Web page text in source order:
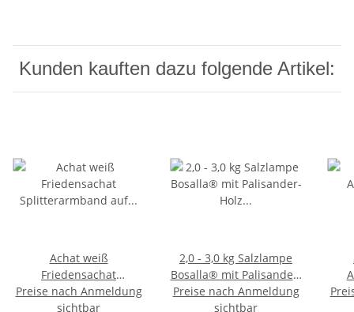
Kunden kauften dazu folgende Artikel:
Achat weiß
Friedensachat
Splitterarmband auf
Stretchband ca. 5 -1 0
Preise nach Anmeldung
sichtbar
2,0 - 3,0 kg Salzlampe
Bosalla® mit Palisander-
Holz Sockel, Salz Leuchte
mit 120 cm Kabel
Preise nach Anmeldung
sichtbar